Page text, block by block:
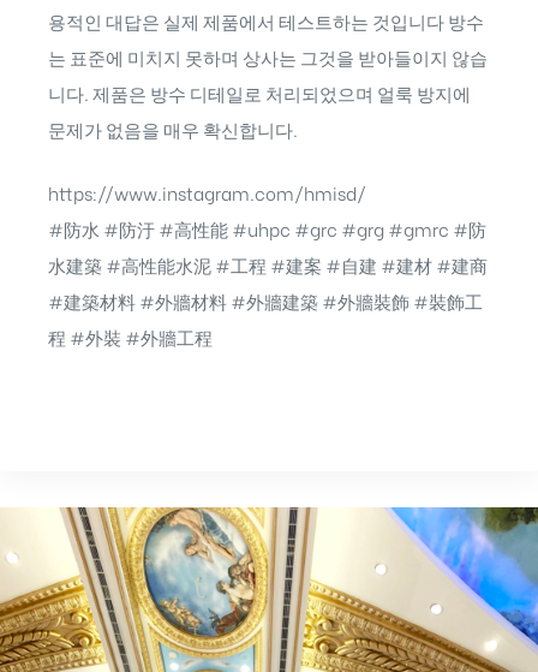
용적인 대답은 실제 제품에서 테스트하는 것입니다 방수
는 표준에 미치지 못하며 상사는 그것을 받아들이지 않습
니다. 제품은 방수 디테일로 처리되었으며 얼룩 방지에
문제가 없음을 매우 확신합니다.
https://www.instagram.com/hmisd/
#防水 #防汙 #高性能 #uhpc #grc #grg #gmrc #防
水建築 #高性能水泥 #工程 #建案 #自建 #建材 #建商
#建築材料 #外牆材料 #外牆建築 #外牆裝飾 #裝飾工
程 #外裝 #外牆工程